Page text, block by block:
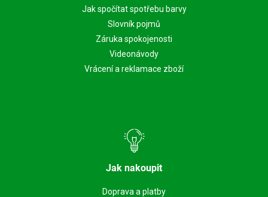
Jak spočítat spotřebu barvy
Slovník pojmů
Záruka spokojenosti
Videonávody
Vrácení a reklamace zboží
Jak nakoupit
Doprava a platby